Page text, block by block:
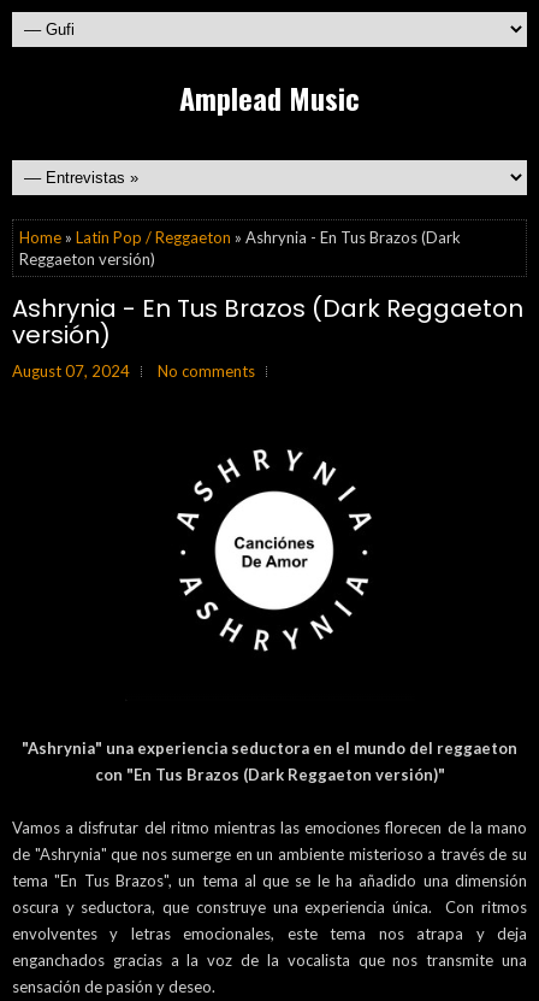
Amplead Music
Home » Latin Pop / Reggaeton » Ashrynia - En Tus Brazos (Dark
Reggaeton versión)
Ashrynia - En Tus Brazos (Dark Reggaeton
versión)
August 07, 2024 No comments
"Ashrynia" una experiencia seductora en el mundo del reggaeton
con "En Tus Brazos (Dark Reggaeton versión)"
Vamos a disfrutar del ritmo mientras las emociones florecen de la mano
de "Ashrynia" que nos sumerge en un ambiente misterioso a través de su
tema "En Tus Brazos", un tema al que se le ha añadido una dimensión
oscura y seductora, que construye una experiencia única. Con ritmos
envolventes y letras emocionales, este tema nos atrapa y deja
enganchados gracias a la voz de la vocalista que nos transmite una
sensación de pasión y deseo.